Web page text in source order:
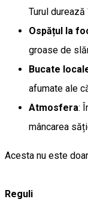
Turul
Ospățul la
groase de
Bucate
afumate ale
Atmosfera:
mâncarea
Acesta nu este
Reguli